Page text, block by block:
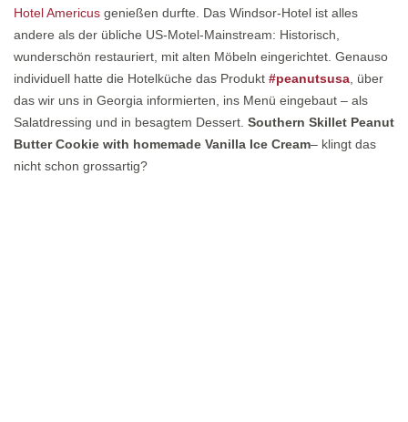
Hotel Americus genießen durfte. Das Windsor-Hotel ist alles
andere als der übliche US-Motel-Mainstream: Historisch,
wunderschön restauriert, mit alten Möbeln eingerichtet. Genauso
individuell hatte die Hotelküche das Produkt #peanutsusa, über
das wir uns in Georgia informierten, ins Menü eingebaut – als
Salatdressing und in besagtem Dessert. Southern Skillet Peanut
Butter Cookie with homemade Vanilla Ice Cream– klingt das
nicht schon grossartig?